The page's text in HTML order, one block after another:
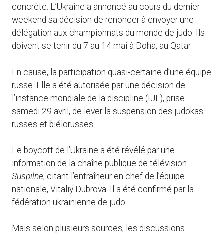
concrète. L’Ukraine a annoncé au cours du dernier
weekend sa décision de renoncer à envoyer une
délégation aux championnats du monde de judo. Ils
doivent se tenir du 7 au 14 mai à Doha, au Qatar.
En cause, la participation quasi-certaine d’une équipe
russe. Elle a été autorisée par une décision de
l’instance mondiale de la discipline (IJF), prise
samedi 29 avril, de lever la suspension des judokas
russes et biélorusses.
Le boycott de l’Ukraine a été révélé par une
information de la chaîne publique de télévision
Suspilne, citant l’entraîneur en chef de l’équipe
nationale, Vitaliy Dubrova. Il a été confirmé par la
fédération ukrainienne de judo.
Mais selon plusieurs sources, les discussions